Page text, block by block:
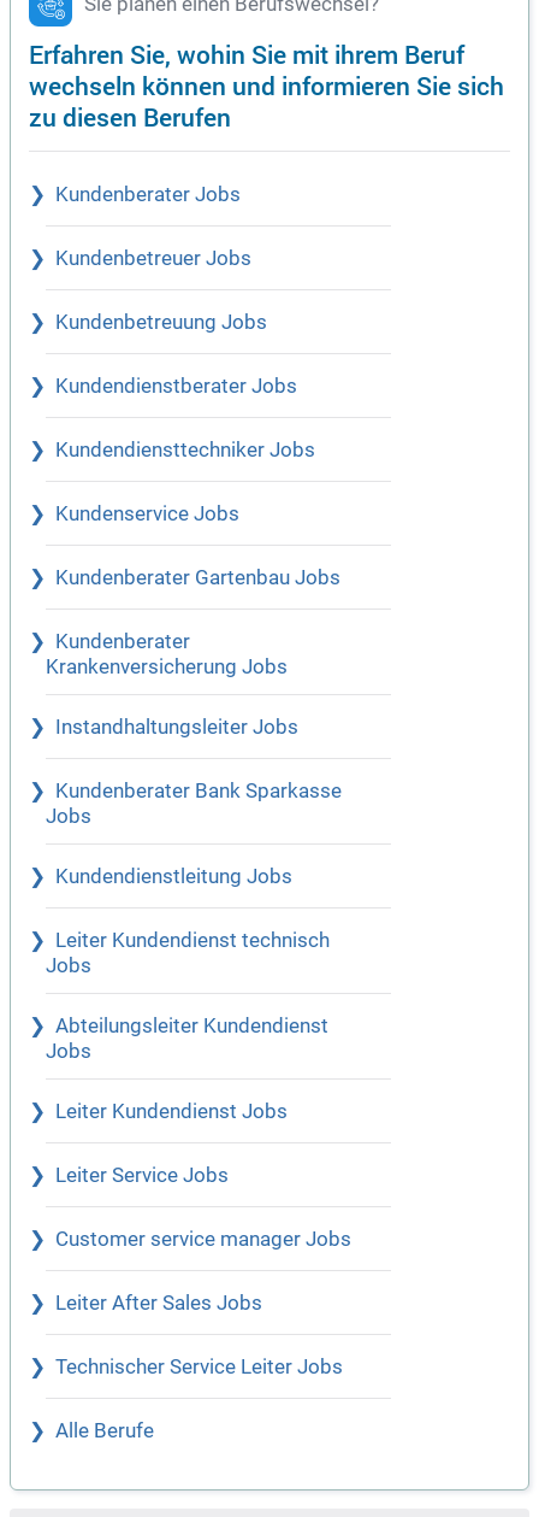
Sie planen einen Berufswechsel?
Erfahren Sie, wohin Sie mit ihrem Beruf
wechseln können und informieren Sie sich
zu diesen Berufen
Kundenberater Jobs
Kundenbetreuer Jobs
Kundenbetreuung Jobs
Kundendienstberater Jobs
Kundendiensttechniker Jobs
Kundenservice Jobs
Kundenberater Gartenbau Jobs
Kundenberater
Krankenversicherung Jobs
Instandhaltungsleiter Jobs
Kundenberater Bank Sparkasse
Jobs
Kundendienstleitung Jobs
Leiter Kundendienst technisch
Jobs
Abteilungsleiter Kundendienst
Jobs
Leiter Kundendienst Jobs
Leiter Service Jobs
Customer service manager Jobs
Leiter After Sales Jobs
Technischer Service Leiter Jobs
Alle Berufe